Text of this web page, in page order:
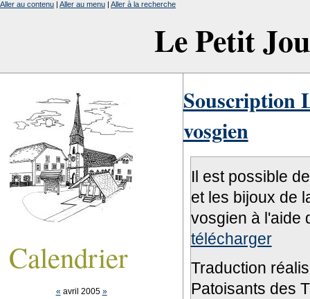
Le Petit
Aller au contenu | Aller au menu | Aller à la recherche
Souscription
vosgien
Il est possible
et les bijoux de
vosgien à l'aide
télécharger
Traduction
Patoisants des
Calendrier
« avril 2005 »